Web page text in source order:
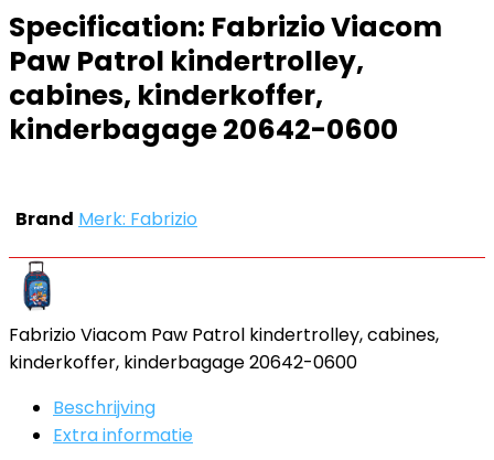
Specification: Fabrizio Viacom
Paw Patrol kindertrolley,
cabines, kinderkoffer,
kinderbagage 20642-0600
Brand Merk: Fabrizio
Fabrizio Viacom Paw Patrol kindertrolley, cabines,
kinderkoffer, kinderbagage 20642-0600
Beschrijving
Extra informatie